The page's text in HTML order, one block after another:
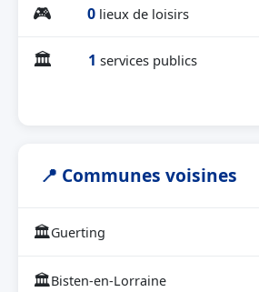
🎮 0 lieux de loisirs
🏛 1 services publics
📍 Communes voisines
🏛Guerting
🏛Bisten-en-Lorraine